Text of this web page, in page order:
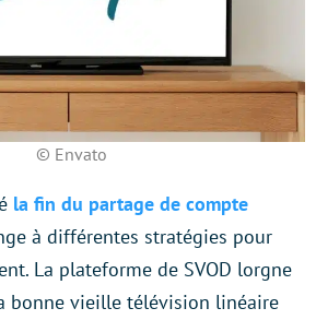
© Envato
la fin du partage de compte
à différentes stratégies pour
La plateforme de SVOD lorgne
bonne vieille télévision linéaire